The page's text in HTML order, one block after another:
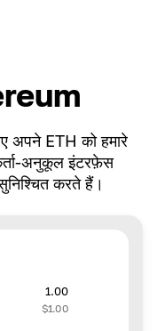
अपने ETH को हमारे
अनुकूल इंटरफ़ेस
करते हैं।
1.00
$1.00